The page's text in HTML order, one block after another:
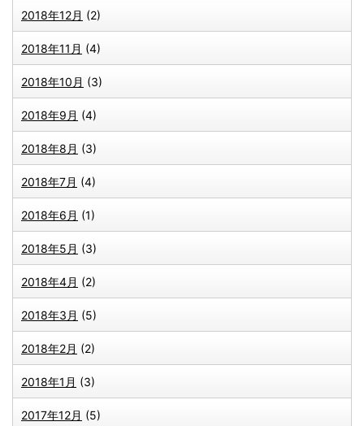
2018年12月 (2)
2018年11月 (4)
2018年10月 (3)
2018年9月 (4)
2018年8月 (3)
2018年7月 (4)
2018年6月 (1)
2018年5月 (3)
2018年4月 (2)
2018年3月 (5)
2018年2月 (2)
2018年1月 (3)
2017年12月 (5)